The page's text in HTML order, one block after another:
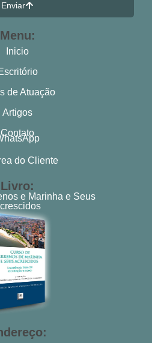
Enviar
Menu:
Inicio
de Atuação
Artigos
Contato
do Cliente
Livro:
e Marinha e Seus